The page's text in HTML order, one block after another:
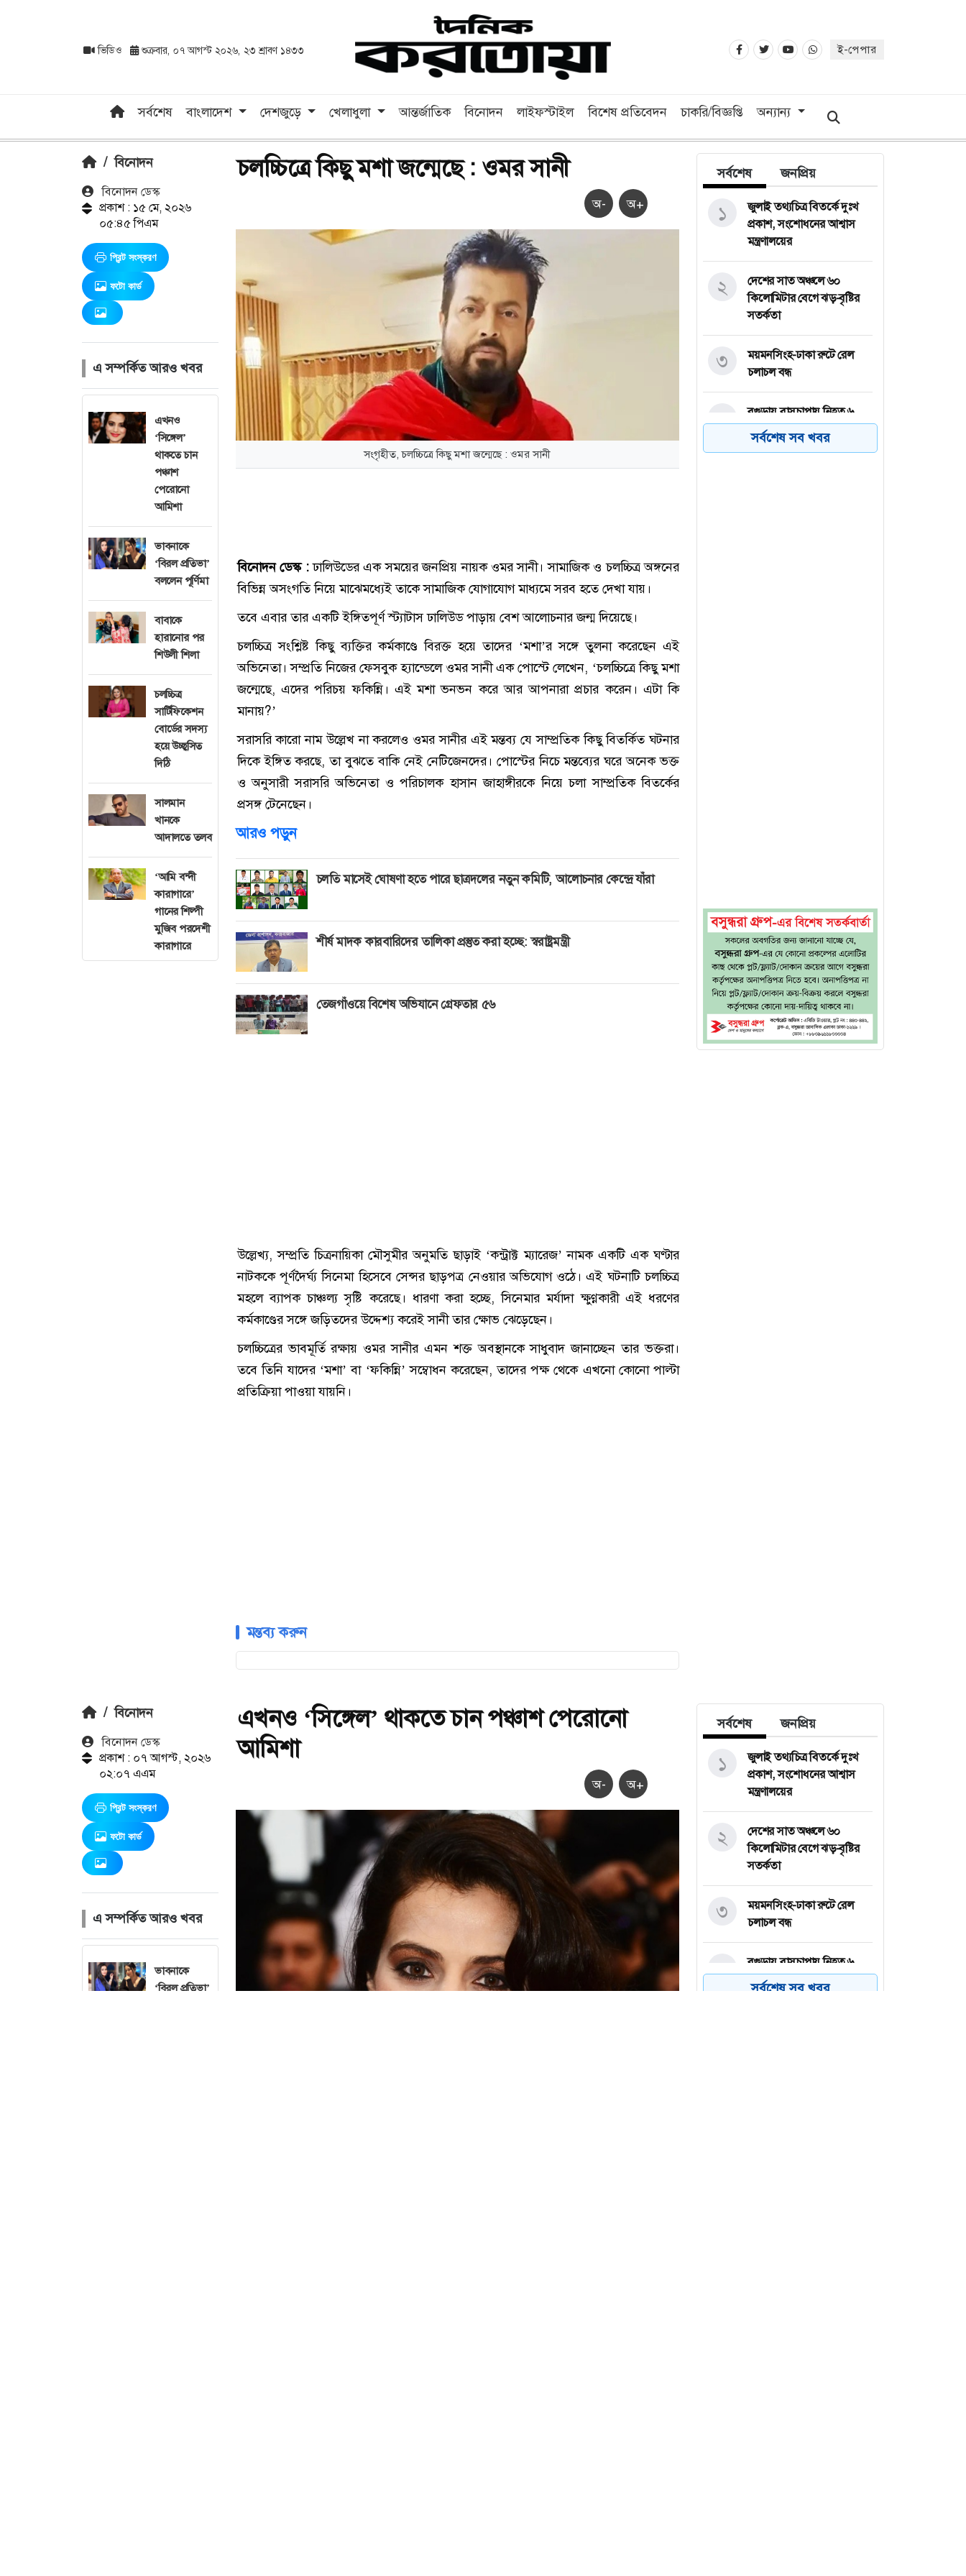
ভিডিও শুক্রবার, ০৭ আগস্ট ২০২৬, ২৩ শ্রাবণ ১৪৩৩ ই-পেপার
সর্বশেষ বাংলাদেশ দেশজুড়ে খেলাধুলা আন্তর্জাতিক বিনোদন লাইফস্টাইল বিশেষ প্রতিবেদন চাকরি/বিজ্ঞপ্তি অন্যান্য
/ বিনোদন
বিনোদন ডেস্ক
প্রকাশ : ১৫ মে, ২০২৬
০৫:৪৫ পিএম
প্রিন্ট সংস্করণ
ফটো কার্ড
এ সম্পর্কিত আরও খবর
এখনও
‘সিঙ্গেল’
থাকতে চান
পঞ্চাশ
পেরোনো
আমিশা
ভাবনাকে
‘বিরল প্রতিভা’
বললেন পূর্ণিমা
বাবাকে
হারানোর পর
শিউলী শিলা
চলচ্চিত্র
সার্টিফিকেশন
বোর্ডের সদস্য
হয়ে উচ্ছ্বসিত
দিঠি
সালমান
খানকে
আদালতে তলব
‘আমি বন্দী
কারাগারে’
গানের শিল্পী
মুজিব পরদেশী
কারাগারে
চলচ্চিত্রে কিছু মশা জন্মেছে : ওমর সানী
অ- অ+
সংগৃহীত, চলচ্চিত্রে কিছু মশা জন্মেছে : ওমর সানী
বিনোদন ডেস্ক :ঢালিউডের এক সময়ের জনপ্রিয় নায়ক ওমর সানী। সামাজিক ও চলচ্চিত্র অঙ্গনের
বিভিন্ন অসংগতি নিয়ে মাঝেমধ্যেই তাকে সামাজিক যোগাযোগ মাধ্যমে সরব হতে দেখা যায়।
তবে এবার তার একটি ইঙ্গিতপূর্ণ স্ট্যাটাস ঢালিউড পাড়ায় বেশ আলোচনার জন্ম দিয়েছে।
চলচ্চিত্র সংশ্লিষ্ট কিছু ব্যক্তির কর্মকাণ্ডে বিরক্ত হয়ে তাদের ‘মশা’র সঙ্গে তুলনা করেছেন এই
অভিনেতা। সম্প্রতি নিজের ফেসবুক হ্যান্ডেলে ওমর সানী এক পোস্টে লেখেন, ‘চলচ্চিত্রে কিছু মশা
জন্মেছে, এদের পরিচয় ফকিন্নি। এই মশা ভনভন করে আর আপনারা প্রচার করেন। এটা কি
মানায়?’
সরাসরি কারো নাম উল্লেখ না করলেও ওমর সানীর এই মন্তব্য যে সাম্প্রতিক কিছু বিতর্কিত ঘটনার
দিকে ইঙ্গিত করছে, তা বুঝতে বাকি নেই নেটিজেনদের। পোস্টের নিচে মন্তব্যের ঘরে অনেক ভক্ত
ও অনুসারী সরাসরি অভিনেতা ও পরিচালক হাসান জাহাঙ্গীরকে নিয়ে চলা সাম্প্রতিক বিতর্কের
প্রসঙ্গ টেনেছেন।
আরও পড়ুন
চলতি মাসেই ঘোষণা হতে পারে ছাত্রদলের নতুন কমিটি, আলোচনার কেন্দ্রে যাঁরা
শীর্ষ মাদক কারবারিদের তালিকা প্রস্তুত করা হচ্ছে: স্বরাষ্ট্রমন্ত্রী
তেজগাঁওয়ে বিশেষ অভিযানে গ্রেফতার ৫৬
উল্লেখ্য, সম্প্রতি চিত্রনায়িকা মৌসুমীর অনুমতি ছাড়াই ‘কন্ট্রাক্ট ম্যারেজ’ নামক একটি এক ঘণ্টার
নাটককে পূর্ণদৈর্ঘ্য সিনেমা হিসেবে সেন্সর ছাড়পত্র নেওয়ার অভিযোগ ওঠে। এই ঘটনাটি চলচ্চিত্র
মহলে ব্যাপক চাঞ্চল্য সৃষ্টি করেছে। ধারণা করা হচ্ছে, সিনেমার মর্যাদা ক্ষুণ্ণকারী এই ধরণের
কর্মকাণ্ডের সঙ্গে জড়িতদের উদ্দেশ্য করেই সানী তার ক্ষোভ ঝেড়েছেন।
চলচ্চিত্রের ভাবমূর্তি রক্ষায় ওমর সানীর এমন শক্ত অবস্থানকে সাধুবাদ জানাচ্ছেন তার ভক্তরা।
তবে তিনি যাদের ‘মশা’ বা ‘ফকিন্নি’ সম্বোধন করেছেন, তাদের পক্ষ থেকে এখনো কোনো পাল্টা
প্রতিক্রিয়া পাওয়া যায়নি।
মন্তব্য করুন
সর্বশেষ জনপ্রিয়
জুলাই তথ্যচিত্র বিতর্কে দুঃখ
প্রকাশ, সংশোধনের আশ্বাস
মন্ত্রণালয়ের
১
দেশের সাত অঞ্চলে ৬০
কিলোমিটার বেগে ঝড়-বৃষ্টির
সতর্কতা
২
ময়মনসিংহ-ঢাকা রুটে রেল
চলাচল বন্ধ
৩
বগুড়ায় বাসচাপায় নিহত ৬
৪
সর্বশেষ সব খবর
/ বিনোদন
বিনোদন ডেস্ক
প্রকাশ : ০৭ আগস্ট, ২০২৬
০২:০৭ এএম
প্রিন্ট সংস্করণ
ফটো কার্ড
এ সম্পর্কিত আরও খবর
ভাবনাকে
‘বিরল প্রতিভা’
এখনও ‘সিঙ্গেল’ থাকতে চান পঞ্চাশ পেরোনো
আমিশা
অ- অ+
সর্বশেষ জনপ্রিয়
জুলাই তথ্যচিত্র বিতর্কে দুঃখ
প্রকাশ, সংশোধনের আশ্বাস
মন্ত্রণালয়ের
১
দেশের সাত অঞ্চলে ৬০
কিলোমিটার বেগে ঝড়-বৃষ্টির
সতর্কতা
২
ময়মনসিংহ-ঢাকা রুটে রেল
চলাচল বন্ধ
৩
বগুড়ায় বাসচাপায় নিহত ৬
৪
সর্বশেষ সব খবর